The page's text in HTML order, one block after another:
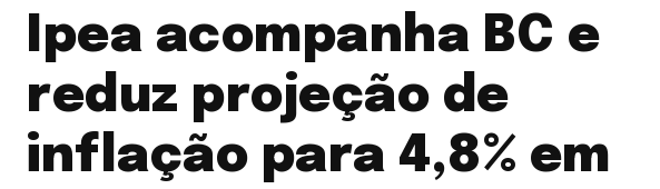
Ipea acompanha BC e
reduz projeção de
inflação para 4,8% em